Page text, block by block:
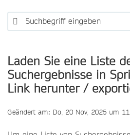
Laden Sie eine Liste
Suchergebnisse in
Link herunter /
Geändert am: Do, 20 Nov, 2025 um